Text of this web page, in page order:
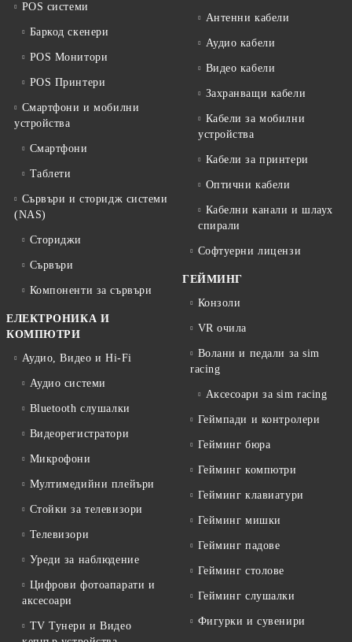
POS системи
Баркод скенери
POS Монитори
POS Принтери
Смартфони и мобилни
устройства
Смартфони
Таблети
Сървъри и сторидж системи
(NAS)
Сториджи
Сървъри
Компоненти за сървъри
ЕЛЕКТРОНИКА И
КОМПЮТРИ
Аудио, Видео и Hi-Fi
Аудио системи
Bluetooth слушалки
Видеорегистратори
Микрофони
Мултимедийни плейъри
Стойки за телевизори
Телевизори
Уреди за наблюдение
Цифрови фотоапарати и
аксесоари
TV Тунери и Видео
Антенни кабели
Аудио кабели
Видео кабели
Захранващи кабели
Кабели за мобилни
устройства
Кабели за принтери
Оптични кабели
Кабелни канали и шлаух
спирали
Софтуерни лицензи
ГЕЙМИНГ
Конзоли
VR очила
Волани и педали за sim
racing
Аксесоари за sim racing
Геймпади и контролери
Гейминг бюра
Гейминг компютри
Гейминг клавиатури
Гейминг мишки
Гейминг падове
Гейминг столове
Гейминг слушалки
Фигурки и сувенири